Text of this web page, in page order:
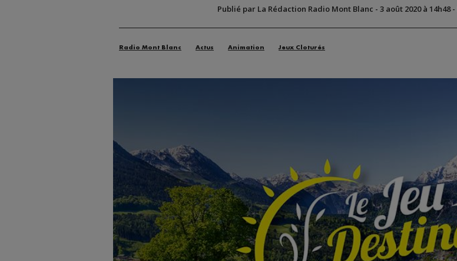
Publié par La Rédaction Radio Mont Blanc - 3 août 2020 à 14h48-
Radio Mont Blanc Actus Animation Jeux Cloturés